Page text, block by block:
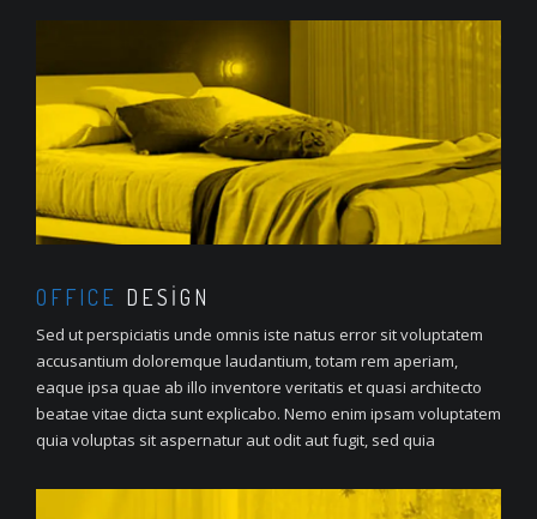
OFFICE DESIGN
Sed ut perspiciatis unde omnis iste natus error sit voluptatem
accusantium doloremque laudantium, totam rem aperiam,
eaque ipsa quae ab illo inventore veritatis et quasi architecto
beatae vitae dicta sunt explicabo. Nemo enim ipsam voluptatem
quia voluptas sit aspernatur aut odit aut fugit, sed quia